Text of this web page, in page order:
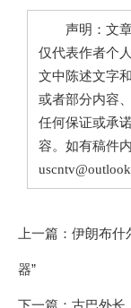
声明：文章
仅代表作者个
文中陈述文字
或者部分内容
任何保证或承
容。如有稿件
上一篇： 伊朗布什
器”
下一篇： 古巴外长